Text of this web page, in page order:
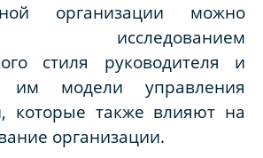
организации можно
исследованием
стиля руководителя и
им модели управления
которые также влияют на
организации.